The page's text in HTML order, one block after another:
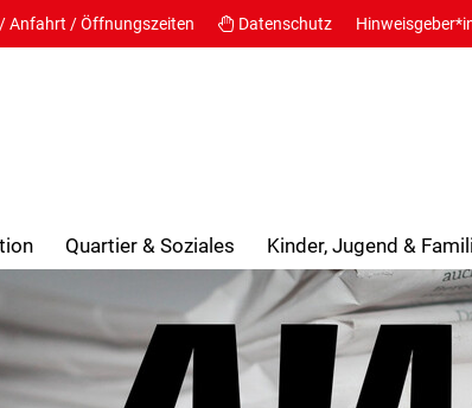
Anfahrt / Öffnungszeiten Datenschutz
Quartier & Soziales Kinder, Jugend &